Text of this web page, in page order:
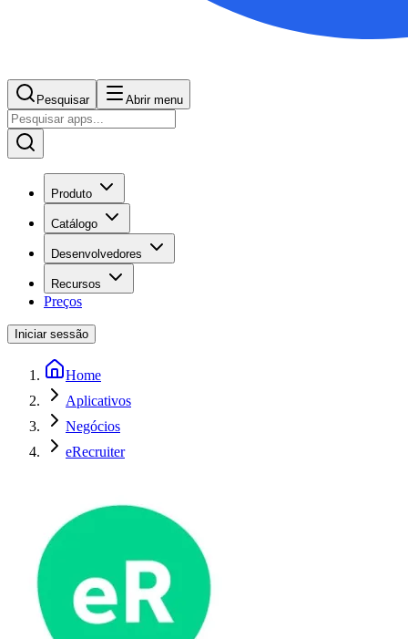
Pesquisar Abrir menu
Produto
Catálogo
Desenvolvedores
Recursos
Preços
Iniciar sessão
Home
Aplicativos
Negócios
eRecruiter